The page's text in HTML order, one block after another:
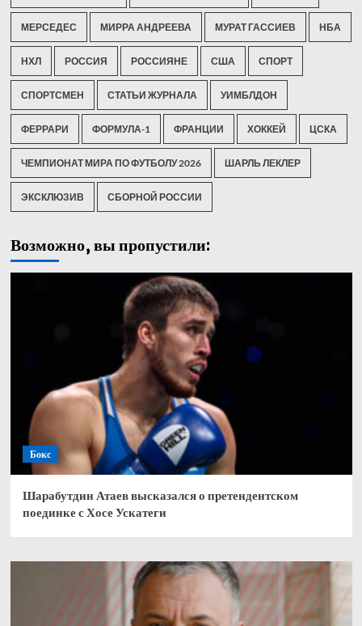
МЕРСЕДЕС МИРРА АНДРЕЕВА МУРАТ ГАССИЕВ НБА
НХЛ РОССИЯ РОССИЯНЕ США СПОРТ
СПОРТСМЕН СТАТЬИ ЖУРНАЛА УИМБЛДОН
ФЕРРАРИ ФОРМУЛА-1 ФРАНЦИИ ХОККЕЙ ЦСКА
ЧЕМПИОНАТ МИРА ПО ФУТБОЛУ 2026 ШАРЛЬ ЛЕКЛЕР
ЭКСКЛЮЗИВ СБОРНОЙ РОССИИ
Возможно, вы пропустили:
Бокс
Шарабутдин Атаев высказался о претендентском
поединке с Хосе Ускатеги